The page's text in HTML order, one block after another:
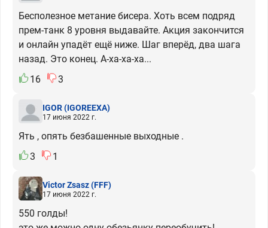
Бесполезное метание бисера. Хоть всем подряд
прем-танк 8 уровня выдавайте. Акция закончится
и онлайн упадёт ещё ниже. Шаг вперёд, два шага
назад. Это конец. А-ха-ха-ха...
16
3
IGOR(IGOREEXA)
17 июня 2022 г.
Ять , опять безбашенные выходные .
3
1
Victor Zsasz(FFF)
17 июня 2022 г.
550 голды!